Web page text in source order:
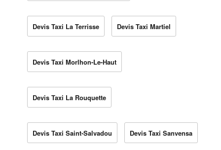
Devis Taxi La Terrisse Devis Taxi Martiel
Devis Taxi Morlhon-Le-Haut
Devis Taxi La Rouquette
Devis Taxi Saint-Salvadou Devis Taxi Sanvensa